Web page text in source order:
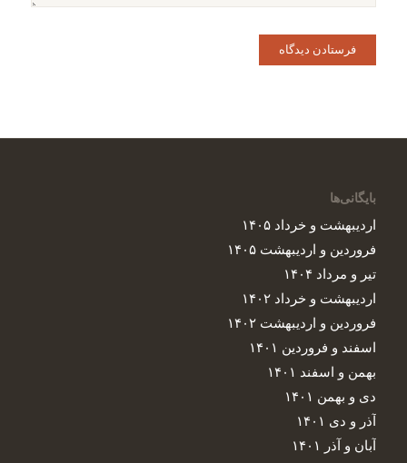
بایگانی‌ها
اردیبهشت و خرداد ۱۴۰۵
فروردین و اردیبهشت ۱۴۰۵
تیر و مرداد ۱۴۰۴
اردیبهشت و خرداد ۱۴۰۲
فروردین و اردیبهشت ۱۴۰۲
اسفند و فروردین ۱۴۰۱
بهمن و اسفند ۱۴۰۱
دی و بهمن ۱۴۰۱
آذر و دی ۱۴۰۱
آبان و آذر ۱۴۰۱